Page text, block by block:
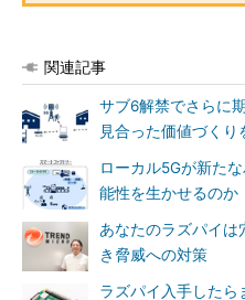
関連記事
サブ6解禁でさらに
見合った価値づくり
ローカル5Gが新た
能性を生かせるのか
あなたのラズパイ
き脅威への対策
ラズパイ入手したら